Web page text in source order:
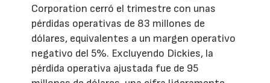
Corporation cerró el trimestre con unas
pérdidas operativas de 83 millones de
dólares, equivalentes a un margen operativo
negativo del 5%. Excluyendo Dickies, la
pérdida operativa ajustada fue de 95